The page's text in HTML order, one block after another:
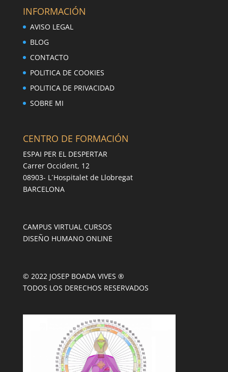
INFORMACIÓN
AVISO LEGAL
BLOG
CONTACTO
POLITICA DE COOKIES
POLITICA DE PRIVACIDAD
SOBRE MI
CENTRO DE FORMACIÓN
ESPAI PER EL DESPERTAR
Carrer Occident, 12
08903- L´Hospitalet de Llobregat
BARCELONA
CAMPUS VIRTUAL CURSOS
DISEÑO HUMANO ONLINE
© 2022 JOSEP BOADA VIVES ®
TODOS LOS DERECHOS RESERVADOS